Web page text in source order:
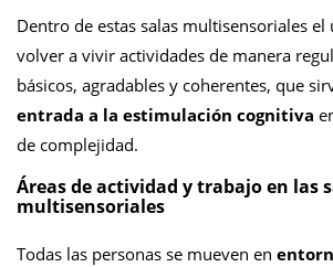
Dentro de estas salas multisensoriales el
volver a vivir actividades de manera
básicos, agradables y coherentes, que
entrada a la estimulación cognitiva
de complejidad.
Áreas de actividad y trabajo en las
multisensoriales
Todas las personas se mueven en